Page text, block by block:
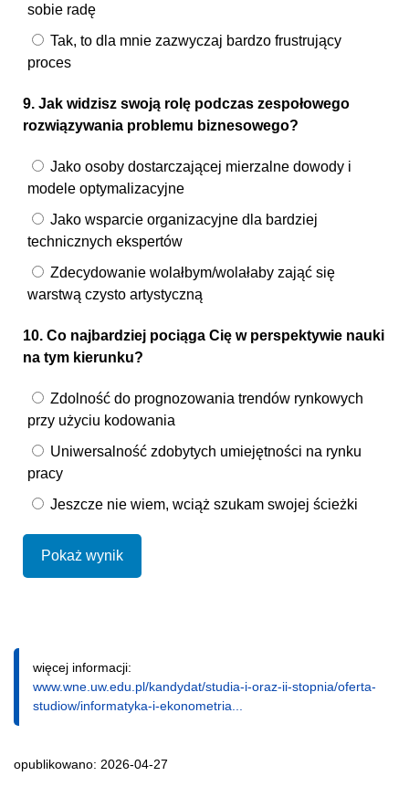
sobie radę
Tak, to dla mnie zazwyczaj bardzo frustrujący
proces
9. Jak widzisz swoją rolę podczas zespołowego
rozwiązywania problemu biznesowego?
Jako osoby dostarczającej mierzalne dowody i
modele optymalizacyjne
Jako wsparcie organizacyjne dla bardziej
technicznych ekspertów
Zdecydowanie wolałbym/wolałaby zająć się
warstwą czysto artystyczną
10. Co najbardziej pociąga Cię w perspektywie nauki
na tym kierunku?
Zdolność do prognozowania trendów rynkowych
przy użyciu kodowania
Uniwersalność zdobytych umiejętności na rynku
pracy
Jeszcze nie wiem, wciąż szukam swojej ścieżki
Pokaż wynik
więcej informacji:
www.wne.uw.edu.pl/kandydat/studia-i-oraz-ii-stopnia/oferta-
studiow/informatyka-i-ekonometria...
opublikowano: 2026-04-27